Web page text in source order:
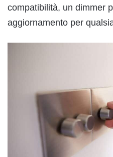
compatibilità, un dimmer
aggiornamento per